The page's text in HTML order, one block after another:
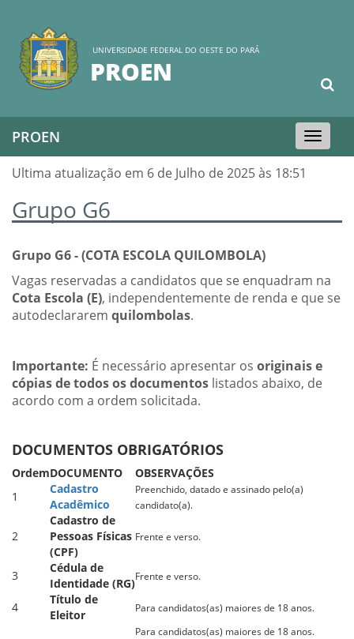
UNIVERSIDADE FEDERAL DO OESTE DO PARÁ
PROEN
Toggle
navigation
PROEN
Ultima atualização em 6 de Julho de 2025 às 18:51
Grupo G6
Grupo G6 - (COTA ESCOLA QUILOMBOLA)
Vagas reservadas a candidatos que se enquadram na
Cota Escola (E), independentemente de renda e que se
autodeclararem quilombolas.
Importante: É necessário apresentar os originais e
cópias de todos os documentos listados abaixo, de
acordo com a ordem solicitada.
DOCUMENTOS OBRIGATÓRIOS
OrdemDOCUMENTO
OBSERVAÇÕES
1
Cadastro
Acadêmico
Preenchido, datado e assinado pelo(a)
candidato(a).
2
Cadastro de
Pessoas Físicas
(CPF)
Frente e verso.
3
Cédula de
Identidade (RG)Frente e verso.
4
Título de
Eleitor
Para candidatos(as) maiores de 18 anos.
Para candidatos(as) maiores de 18 anos.